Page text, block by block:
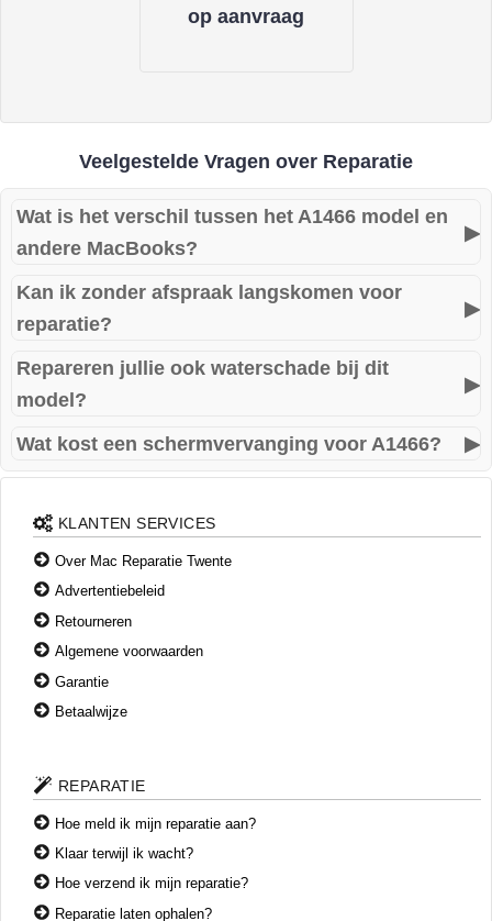
op aanvraag
Veelgestelde Vragen over Reparatie
Wat is het verschil tussen het A1466 model en
andere MacBooks?
▶
De MacBook Air A1466 (2017) is een van de laatste
modellen met traditionele USB-poorten en een
betrouwbaar toetsenbord, wat het een favoriet maakt onder
gebruikers.
Kan ik zonder afspraak langskomen voor
reparatie?
▶
Ja, u kunt zonder afspraak langskomen. Wij streven ernaar
om uw MacBook Air A1466 zo snel mogelijk te repareren.
Repareren jullie ook waterschade bij dit
model?
▶
Ja, wij voeren ook waterschadeherstel uit voor de MacBook
Air A1466. Laat uw toestel zo snel mogelijk onderzoeken.
Wat kost een schermvervanging voor A1466? ▶
Neem gerust contact met ons op voor een offerte.
KLANTEN SERVICES
Over Mac Reparatie Twente
Advertentiebeleid
Retourneren
Algemene voorwaarden
Garantie
Betaalwijze
REPARATIE
Hoe meld ik mijn reparatie aan?
Klaar terwijl ik wacht?
Hoe verzend ik mijn reparatie?
Reparatie laten ophalen?